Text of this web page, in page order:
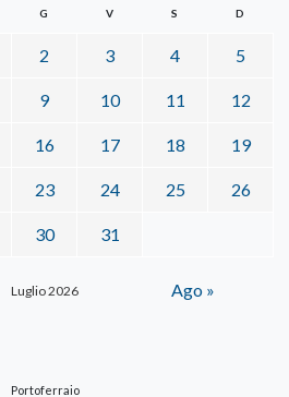
Luglio 2026
G V S D
2 3 4 5
9 10 11 12
16 17 18 19
23 24 25 26
30 31
Ago »
Portoferraio